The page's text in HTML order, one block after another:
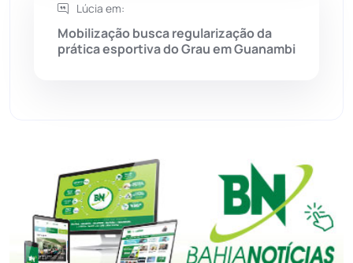
Lúcia em:
Mobilização busca regularização da
prática esportiva do Grau em Guanambi